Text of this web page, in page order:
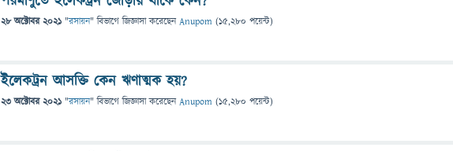
28 অক্টোবর 2021 "রসায়ন" বিভাগে জিজ্ঞাসাকরেছেনAnupom (15,280 পয়েন্ট)
ইলেকট্রন আসক্তি কেন ঋণাত্মক হয়?
23 অক্টোবর 2021 "রসায়ন" বিভাগে জিজ্ঞাসাকরেছেনAnupom (15,280 পয়েন্ট)